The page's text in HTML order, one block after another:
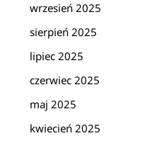
wrzesień 2025
sierpień 2025
lipiec 2025
czerwiec 2025
maj 2025
kwiecień 2025